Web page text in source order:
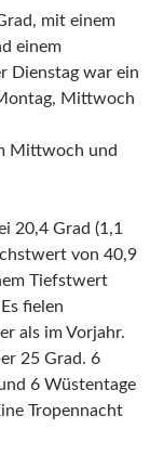
mit einem
einem
Dienstag war ein
Mittwoch
Mittwoch und
20,4 Grad (1,1
von 40,9
Tiefstwert
fielen
als im Vorjahr.
25 Grad. 6
6 Wüstentage
Tropennacht